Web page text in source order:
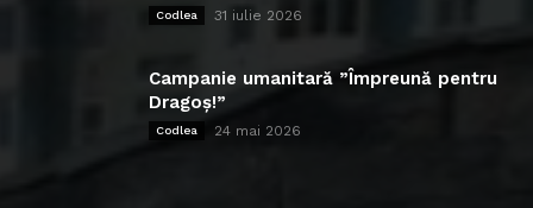
Codlea 31 iulie 2026
Campanie umanitară ”Împreună pentru
Dragoș!”
Codlea 24 mai 2026